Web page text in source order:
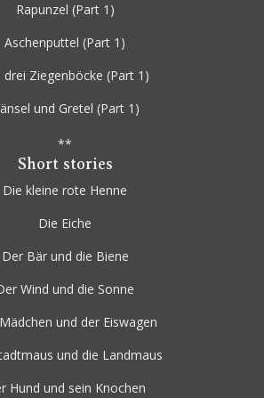
Rapunzel (Part 1)
Aschenputtel (Part 1)
drei Ziegenböcke (Part 1)
und Gretel (Part 1)
**
Short stories
Die kleine rote Henne
Die Eiche
Der Bär und die Biene
Wind und die Sonne
und der Eiswagen
und die Landmaus
Hund und sein Knochen